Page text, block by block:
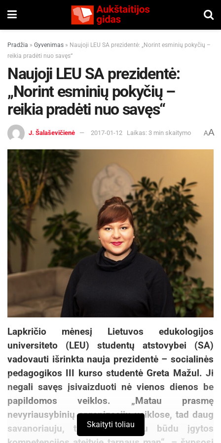
Pradžia » Gyvenimas » Naujoji LEU SA prezidentė: „Norint esminių pokyčių –
reikia pradėti nuo savęs“
Naujoji LEU SA prezidentė:
„Norint esminių pokyčių –
reikia pradėti nuo savęs“
J. Šalaševičienė 2017-01-12 Laikas: 3 min skaitymo AA
Lapkričio mėnesį Lietuvos edukologijos
universiteto (LEU) studentų atstovybei (SA)
vadovauti išrinkta nauja prezidentė – socialinės
pedagogikos III kurso studentė Greta Mažul. Ji
negali savęs įsivaizduoti nė vienos dienos be
papildomos veiklos. „Matau prasmę
nevyriausybinių organizacijų veiklose, tad daug
savanoriauju, tikiu, kad tokiu būdu įgytos
Skaityti toliau